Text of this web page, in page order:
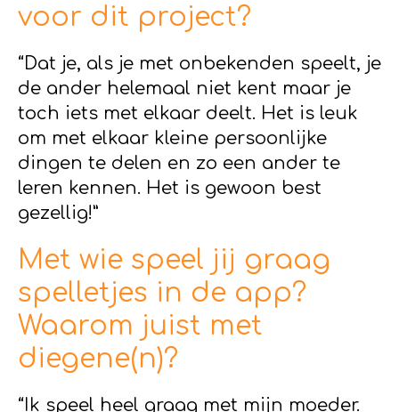
voor dit project?
“Dat je, als je met onbekenden speelt, je
de ander helemaal niet kent maar je
toch iets met elkaar deelt. Het is leuk
om met elkaar kleine persoonlijke
dingen te delen en zo een ander te
leren kennen. Het is gewoon best
gezellig!”
Met wie speel jij graag
spelletjes in de app?
Waarom juist met
diegene(n)?
“Ik speel heel graag met mijn moeder.